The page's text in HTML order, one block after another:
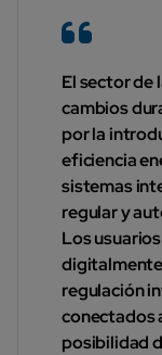
El sector de
cambios
por la
eficiencia
sistemas
regular y
Los
regulación
conectados
posibilidad